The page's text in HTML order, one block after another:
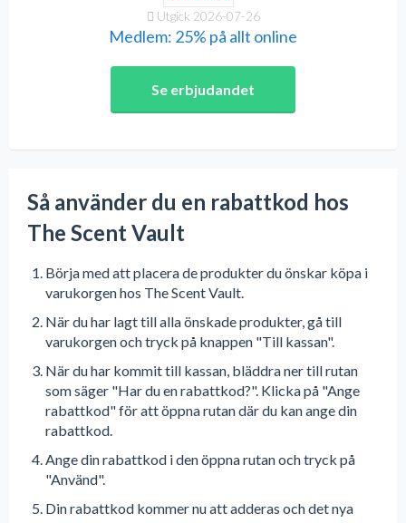
Utgick 2026-07-26
Medlem: 25% på allt online
Se erbjudandet
Så använder du en rabattkod hos
The Scent Vault
Börja med att placera de produkter du önskar köpa i
varukorgen hos The Scent Vault.
När du har lagt till alla önskade produkter, gå till
varukorgen och tryck på knappen "Till kassan".
När du har kommit till kassan, bläddra ner till rutan
som säger "Har du en rabattkod?". Klicka på "Ange
rabattkod" för att öppna rutan där du kan ange din
rabattkod.
Ange din rabattkod i den öppna rutan och tryck på
"Använd".
Din rabattkod kommer nu att adderas och det nya